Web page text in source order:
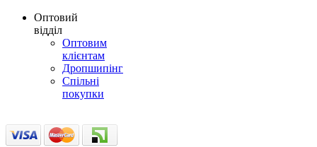
Оптовий
відділ
Оптовим
клієнтам
Дропшипінг
Спільні
покупки